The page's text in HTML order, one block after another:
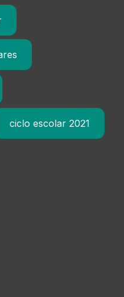
ciclo escolar 2021